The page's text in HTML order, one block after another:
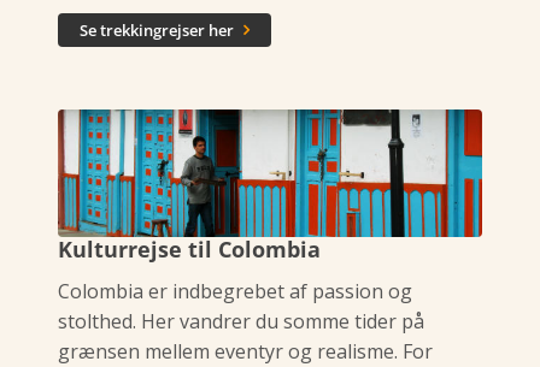
Se trekkingrejser her 
Kulturrejse til Colombia
Colombia er indbegrebet af passion og
stolthed. Her vandrer du somme tider på
grænsen mellem eventyr og realisme. For